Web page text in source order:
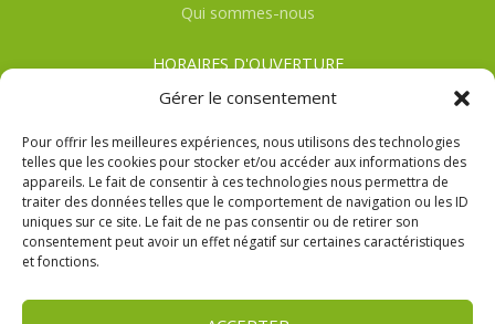
Gérer le consentement
Pour offrir les meilleures expériences, nous utilisons des technologies
telles que les cookies pour stocker et/ou accéder aux informations des
appareils. Le fait de consentir à ces technologies nous permettra de
traiter des données telles que le comportement de navigation ou les ID
uniques sur ce site. Le fait de ne pas consentir ou de retirer son
consentement peut avoir un effet négatif sur certaines caractéristiques
et fonctions.
Qui sommes-nous
HORAIRES D'OUVERTURE
Du lundi au samedi
HIVER: De 8h00 à 19h00
CGV
Mentions Légales
Politique de confidentialité